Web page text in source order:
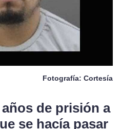
Fotografía: Cortesía
de prisión a
se hacía pasar